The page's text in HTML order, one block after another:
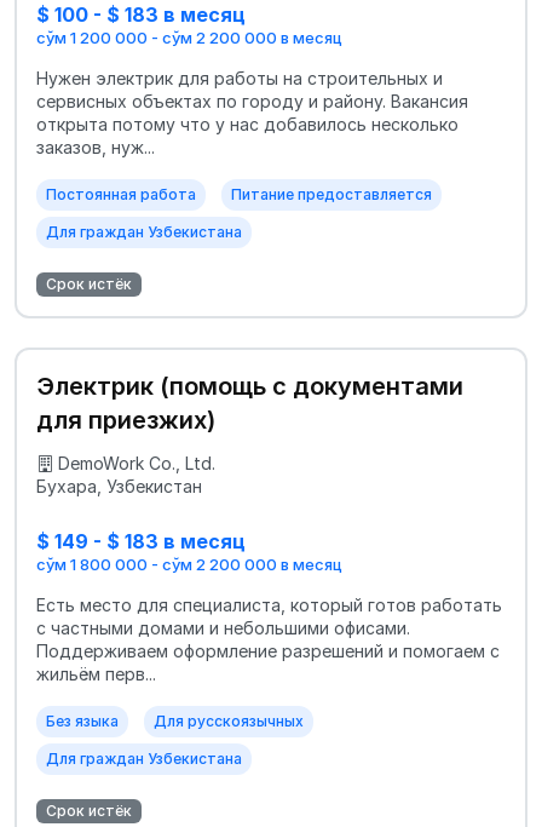
$ 100 - $ 183 в месяц
сўм 1 200 000 - сўм 2 200 000 в месяц
Нужен электрик для работы на строительных и
сервисных объектах по городу и району. Вакансия
открыта потому что у нас добавилось несколько
заказов, нуж...
Постоянная работа Питание предоставляется
Для граждан Узбекистана
Срок истёк
Электрик (помощь с документами
для приезжих)
DemoWork Co., Ltd.
Бухара, Узбекистан
$ 149 - $ 183 в месяц
сўм 1 800 000 - сўм 2 200 000 в месяц
Есть место для специалиста, который готов работать
с частными домами и небольшими офисами.
Поддерживаем оформление разрешений и помогаем с
жильём перв...
Без языка Для русскоязычных
Для граждан Узбекистана
Срок истёк